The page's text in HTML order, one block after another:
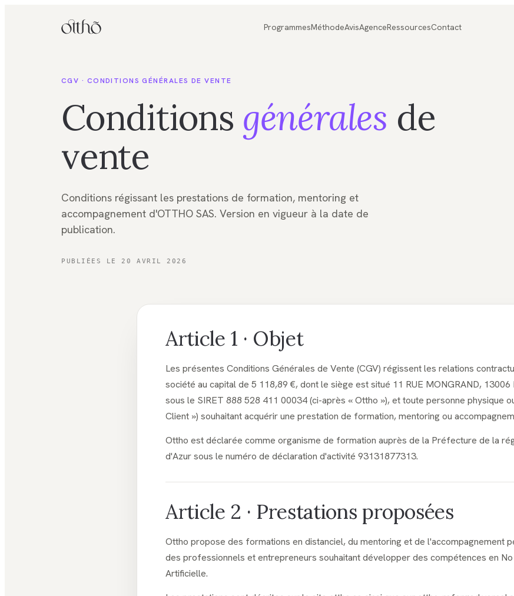
ProgrammesMéthodeAvisAgenceRessourcesContact
CGV · CONDITIONS GÉNÉRALES DE VENTE
Conditions générales de
vente
Conditions régissant les prestations de formation, mentoring et
accompagnement d'OTTHO SAS. Version en vigueur à la date de
publication.
PUBLIÉES LE 20 AVRIL 2026
Article 1 · Objet
Les présentes Conditions Générales de Vente (CGV) régissent les relations
société au capital de 5 118,89 €, dont le siège est situé 11 RUE MONGRAND, 13006
sous le SIRET 888 528 411 00034 (ci-après « Ottho »), et toute personne physique
Client ») souhaitant acquérir une prestation de formation, mentoring ou
Ottho est déclarée comme organisme de formation auprès de la Préfecture de la
d'Azur sous le numéro de déclaration d'activité 93131877313.
Article 2 · Prestations proposées
Ottho propose des formations en distanciel, du mentoring et de l'accompagnement
des professionnels et entrepreneurs souhaitant développer des compétences en
Artificielle.